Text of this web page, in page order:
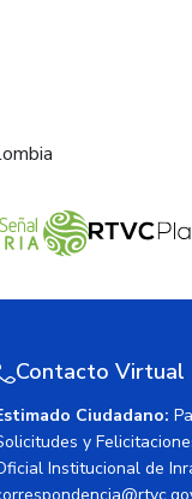
Contacto Virtual
Ciudadano:
y
Institucional de